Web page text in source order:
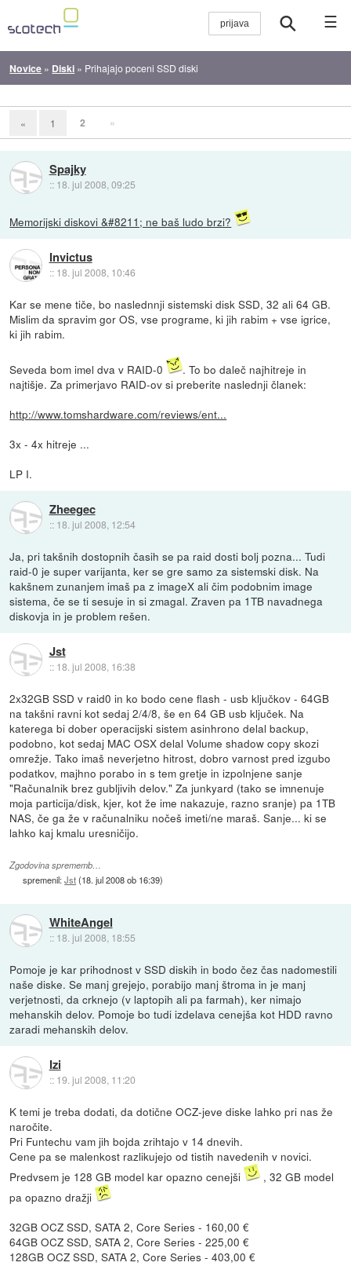
☰
Novice » Diski » Prihajajo poceni SSD diski
« 1 2 »
Spajky
:: 18. jul 2008, 09:25
Memorijski diskovi &#8211; ne baš ludo brzi?
Invictus
:: 18. jul 2008, 10:46
Kar se mene tiče, bo naslednnji sistemski disk SSD, 32 ali 64 GB.
Mislim da spravim gor OS, vse programe, ki jih rabim + vse igrice,
ki jih rabim.
Seveda bom imel dva v RAID-0
. To bo daleč najhitreje in
najtišje. Za primerjavo RAID-ov si preberite naslednji članek:
http://www.tomshardware.com/reviews/ent...
3x - 4x hitreje ...
LP I.
Zheegec
:: 18. jul 2008, 12:54
Ja, pri takšnih dostopnih časih se pa raid dosti bolj pozna... Tudi
raid-0 je super varijanta, ker se gre samo za sistemski disk. Na
kakšnem zunanjem imaš pa z imageX ali čim podobnim image
sistema, če se ti sesuje in si zmagal. Zraven pa 1TB navadnega
diskovja in je problem rešen.
Jst
:: 18. jul 2008, 16:38
2x32GB SSD v raid0 in ko bodo cene flash - usb ključkov - 64GB
na takšni ravni kot sedaj 2/4/8, še en 64 GB usb ključek. Na
katerega bi dober operacijski sistem asinhrono delal backup,
podobno, kot sedaj MAC OSX delal Volume shadow copy skozi
omrežje. Tako imaš neverjetno hitrost, dobro varnost pred izgubo
podatkov, majhno porabo in s tem gretje in izpolnjene sanje
"Računalnik brez gubljivih delov." Za junkyard (tako se imnenuje
moja particija/disk, kjer, kot že ime nakazuje, razno sranje) pa 1TB
NAS, če ga že v računalniku nočeš imeti/ne maraš. Sanje... ki se
lahko kaj kmalu uresničijo.
Zgodovina sprememb…
spremenil:Jst(18. jul 2008 ob 16:39)
WhiteAngel
:: 18. jul 2008, 18:55
Pomoje je kar prihodnost v SSD diskih in bodo čez čas nadomestili
naše diske. Se manj grejejo, porabijo manj štroma in je manj
verjetnosti, da crknejo (v laptopih ali pa farmah), ker nimajo
mehanskih delov. Pomoje bo tudi izdelava cenejša kot HDD ravno
zaradi mehanskih delov.
Izi
:: 19. jul 2008, 11:20
K temi je treba dodati, da dotične OCZ-jeve diske lahko pri nas že
naročite.
Pri Funtechu vam jih bojda zrihtajo v 14 dnevih.
Cene pa se malenkost razlikujejo od tistih navedenih v novici.
Predvsem je 128 GB model kar opazno cenejši
, 32 GB model
pa opazno dražji
32GB OCZ SSD, SATA 2, Core Series - 160,00 €
64GB OCZ SSD, SATA 2, Core Series - 225,00 €
128GB OCZ SSD, SATA 2, Core Series - 403,00 €